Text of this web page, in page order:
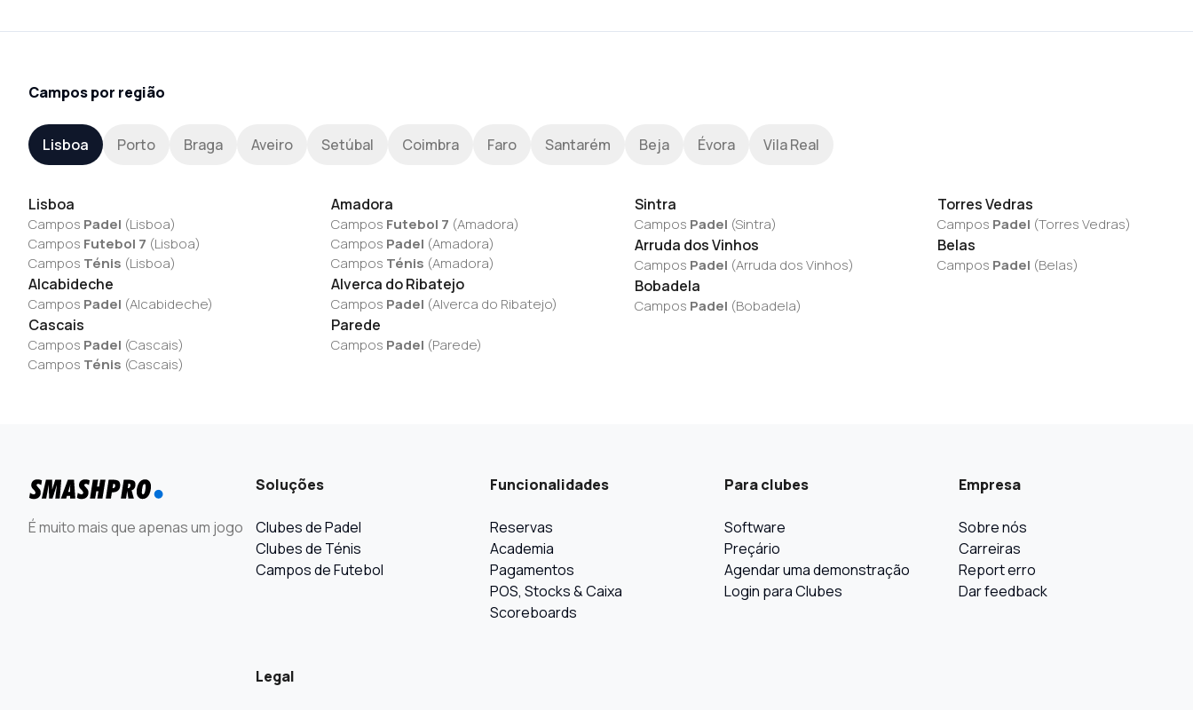
Campos por região
Lisboa Porto Braga Aveiro Setúbal Coimbra Faro Santarém Beja Évora Vila Real
Lisboa
Campos Padel (Lisboa)
Campos Futebol 7 (Lisboa)
Campos Ténis (Lisboa)
Alcabideche
Campos Padel (Alcabideche)
Cascais
Campos Padel (Cascais)
Campos Ténis (Cascais)
Amadora
Campos Futebol 7 (Amadora)
Campos Padel (Amadora)
Campos Ténis (Amadora)
Alverca do Ribatejo
Campos Padel (Alverca do Ribatejo)
Parede
Campos Padel (Parede)
Sintra
Campos Padel (Sintra)
Arruda dos Vinhos
Campos Padel (Arruda dos Vinhos)
Bobadela
Campos Padel (Bobadela)
Torres Vedras
Campos Padel (Torres Vedras)
Belas
Campos Padel (Belas)
É muito mais que apenas um jogo
Soluções
Clubes de Padel
Clubes de Ténis
Campos de Futebol
Funcionalidades
Reservas
Academia
Pagamentos
POS, Stocks & Caixa
Scoreboards
Para clubes
Software
Preçário
Agendar uma demonstração
Login para Clubes
Empresa
Sobre nós
Carreiras
Report erro
Dar feedback
Legal